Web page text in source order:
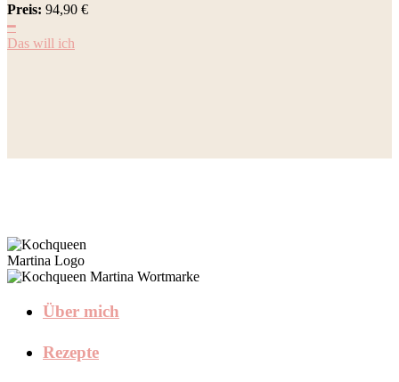
Preis: 94,90 €
━
Das will ich
Über mich
Rezepte